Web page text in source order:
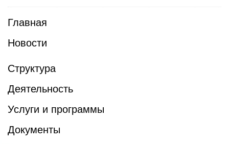
Главная
Новости
Структура
Деятельность
Услуги и программы
Документы